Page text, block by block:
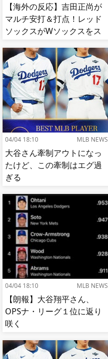
【海外の反応】吉田正尚が
マルチ安打＆打点！レッド
ソックスがWソックスをス
04/04 18:10 MLB NEWS
大谷さん牽制アウトになっ
たけど、この牽制はエグ過
ぎる
04/04 18:10 MLB NEWS
【朗報】大谷翔平さん、
OPSナ・リーグ１位に返り
咲く